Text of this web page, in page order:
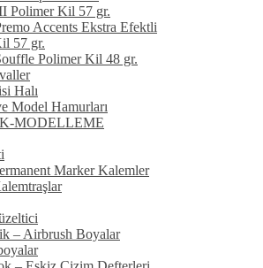
Polimer Kil 57 gr.
Accents Ekstra Efektli
57 gr.
Polimer Kil 48 gr.
Halı
Model Hamurları
MODELLEME
Marker Kalemler
– Airbrush Boyalar